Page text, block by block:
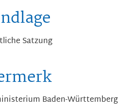
Satzung
Baden-Württemberg